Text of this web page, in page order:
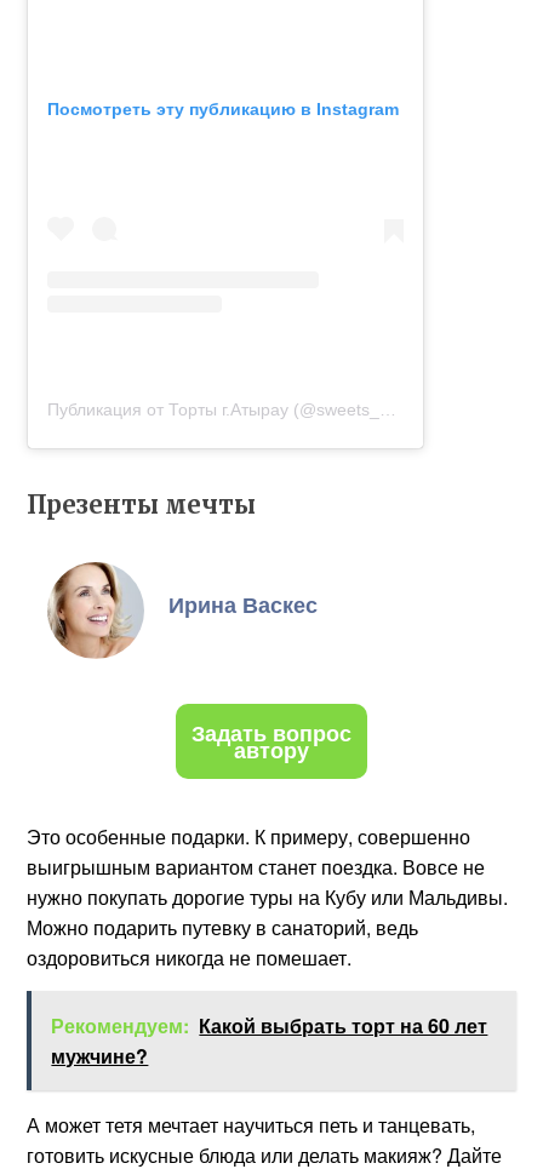
Посмотреть эту публикацию в Instagram
Презенты мечты
Ирина Васкес
Задать вопрос
автору
Это особенные подарки. К примеру, совершенно
выигрышным вариантом станет поездка. Вовсе не
нужно покупать дорогие туры на Кубу или Мальдивы.
Можно подарить путевку в санаторий, ведь
оздоровиться никогда не помешает.
Рекомендуем: Какой выбрать торт на 60 лет
мужчине?
А может тетя мечтает научиться петь и танцевать,
готовить искусные блюда или делать макияж? Дайте